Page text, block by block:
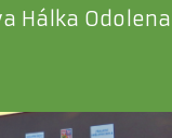
Hálka Odolena